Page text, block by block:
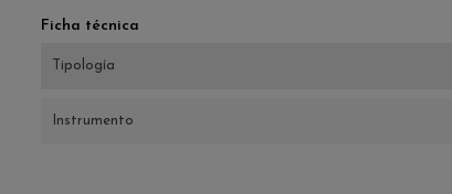
Ficha técnica
Tipología
Instrumento